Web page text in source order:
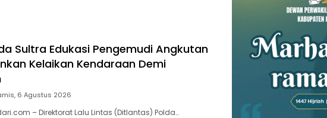
Sultra Edukasi Pengemudi Angkutan
Kelaikan Kendaraan Demi
6 Agustus 2026
– Direktorat Lalu Lintas (Ditlantas) Polda…